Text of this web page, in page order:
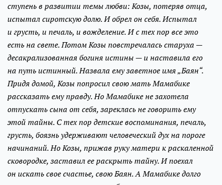
ступень в развитии темы любви: Козы, потеряв отца,
испытал сиротскую долю. И обрел он себя. Испытал
и грусть, и печаль, и вожделение. И с тех пор все это
есть на свете. Потом Козы повстречалась старуха —
десакрализованная богиня истины — и наставила его
на путь истинный. Назвала ему заветное имя „Баян“.
Придя домой, Козы попросил свою мать Мамабике
рассказать ему правду. Но Мамабике не захотела
отпускать сына от себя, зареклась не говорить ему
этой тайны. С тех пор детские воспоминания, печаль,
грусть, боязнь удерживают человеческий дух на пороге
начинаний. Но Козы, прижав руку матери к раскаленной
сковородке, заставил ее раскрыть тайну. И поехал
он искать свое счастье, свою Баян. А Мамабике долго